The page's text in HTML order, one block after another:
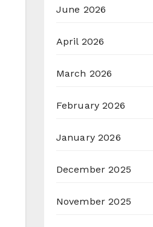
June 2026
April 2026
March 2026
February 2026
January 2026
December 2025
November 2025